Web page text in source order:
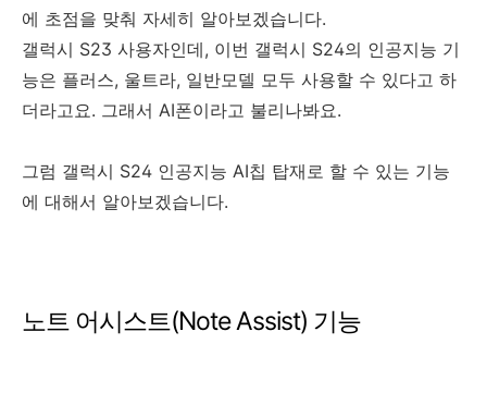
에 초점을 맞춰 자세히 알아보겠습니다.
갤럭시 S23 사용자인데, 이번 갤럭시 S24의 인공지능 기
능은 플러스, 울트라, 일반모델 모두 사용할 수 있다고 하
더라고요. 그래서 AI폰이라고 불리나봐요.
그럼 갤럭시 S24 인공지능 AI칩 탑재로 할 수 있는 기능
에 대해서 알아보겠습니다.
노트 어시스트(Note Assist) 기능